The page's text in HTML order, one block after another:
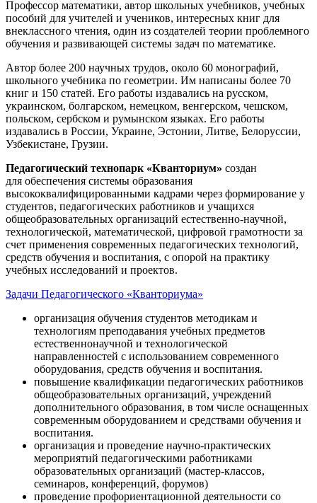
Профессор математики, автор школьных учебников, учебных
пособий для учителей и учеников, интересных книг для
внеклассного чтения, один из создателей теории проблемного
обучения и развивающей системы задач по математике.
Автор более 200 научных трудов, около 60 монографий,
школьного учебника по геометрии. Им написаны более 70
книг и 150 статей. Его работы издавались на русском,
украинском, болгарском, немецком, венгерском, чешском,
польском, сербском и румынском языках. Его работы
издавались в России, Украине, Эстонии, Литве, Белоруссии,
Узбекистане, Грузии.
Педагогический технопарк «Кванториум» создан
для обеспечения системы образования
высококвалифицированными кадрами через формирование у
студентов, педагогических работников и учащихся
общеобразовательных организаций естественно-научной,
технологической, математической, цифровой грамотности за
счет применения современных педагогических технологий,
средств обучения и воспитания, с опорой на практику
учебных исследований и проектов.
Задачи Педагогического «Кванториума»
организация обучения студентов методикам и
технологиям преподавания учебных предметов
естественнонаучной и технологической
направленностей с использованием современного
оборудования, средств обучения и воспитания.
повышение квалификации педагогических работников
общеобразовательных организаций, учреждений
дополнительного образования, в том числе оснащенных
современным оборудованием и средствами обучения и
воспитания.
организация и проведение научно-практических
мероприятий педагогическими работниками
образовательных организаций (мастер-классов,
семинаров, конференций, форумов)
проведение профориентационной деятельности со